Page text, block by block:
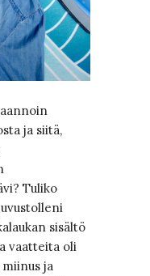
ja siitä,
Tuliko
sisältö
vaatteita oli
ja